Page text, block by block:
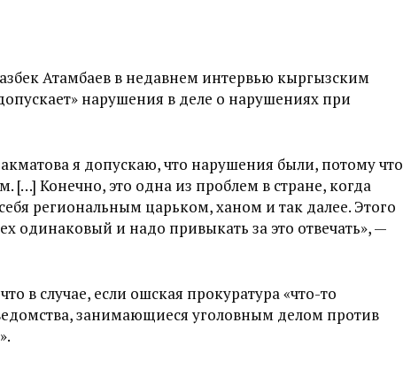
Атамбаев в недавнем интервью кыргызским
нарушения в деле о нарушениях при
я допускаю, что нарушения были, потому что
[…] Конечно, это одна из проблем в стране, когда
региональным царьком, ханом и так далее. Этого
одинаковый и надо привыкать за это отвечать», —
в случае, если ошская прокуратура «что-то
занимающиеся уголовным делом против